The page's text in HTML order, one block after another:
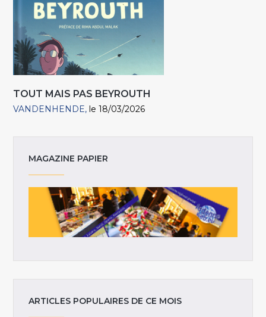
TOUT MAIS PAS BEYROUTH
VANDENHENDE le 18/03/2026
MAGAZINE PAPIER
ARTICLES POPULAIRES DE CE MOIS